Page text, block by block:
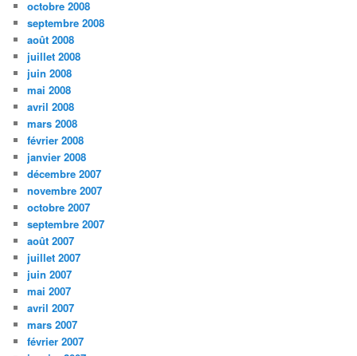
octobre 2008
septembre 2008
août 2008
juillet 2008
juin 2008
mai 2008
avril 2008
mars 2008
février 2008
janvier 2008
décembre 2007
novembre 2007
octobre 2007
septembre 2007
août 2007
juillet 2007
juin 2007
mai 2007
avril 2007
mars 2007
février 2007